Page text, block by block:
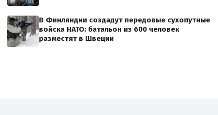
В Финляндии создадут передовые сухопутные
войска НАТО: батальон из 600 человек
разместят в Швеции